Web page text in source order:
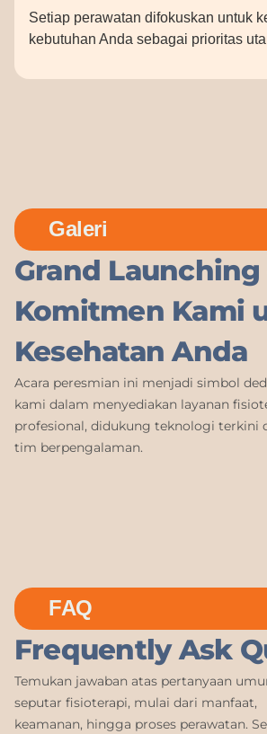
Setiap perawatan difokuskan untuk
kebutuhan Anda sebagai prioritas
Galeri
Grand Launching
Komitmen Kami
Kesehatan Anda
Acara peresmian ini menjadi simbol
kami dalam menyediakan layanan
profesional, didukung teknologi terkini
tim berpengalaman.
FAQ
Frequently Ask
Temukan jawaban atas pertanyaan
seputar fisioterapi, mulai dari manfaat,
keamanan, hingga proses perawatan.